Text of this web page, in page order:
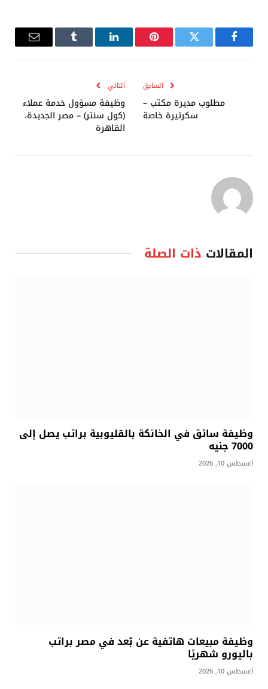
فيسبوك تويتر بينتيريستلينكدإن Tumblr
البريد
السابق
مطلوب مديرة مكتب –
سكرتيرة خاصة
التالي
وظيفة مسؤول خدمة عملاء
(كول سنتر) – مصر الجديدة،
القاهرة
المقالات ذات الصلة
وظيفة سائق في الخانكة بالقليوبية براتب يصل إلى
7000 جنيه
أغسطس 10, 2026
وظيفة مبيعات هاتفية عن بُعد في مصر براتب
باليورو شهريًا
أغسطس 10, 2026